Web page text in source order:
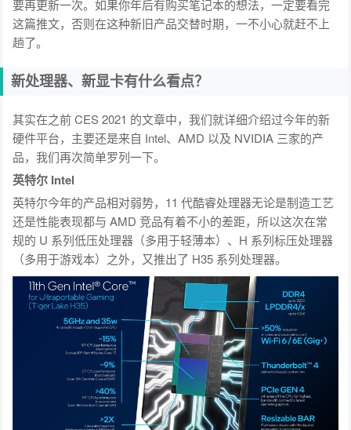
要再更新一次。如果你年后有购买笔记本的想法，一定要看完
这篇推文，否则在这种新旧产品交替时期，一不小心就赶不上
趟了。
新处理器、新显卡有什么看点？
其实在之前 CES 2021 的文章中，我们就详细介绍过今年的新
硬件平台，主要还是来自 Intel、AMD 以及 NVIDIA 三家的产
品，我们再次简单罗列一下。
英特尔 Intel
英特尔今年的产品相对弱势，11 代酷睿处理器无论是制造工艺
还是性能表现都与 AMD 竞品有着不小的差距，所以这次在常
规的 U 系列低压处理器（多用于轻薄本）、H 系列标压处理器
（多用于游戏本）之外，又推出了 H35 系列处理器。